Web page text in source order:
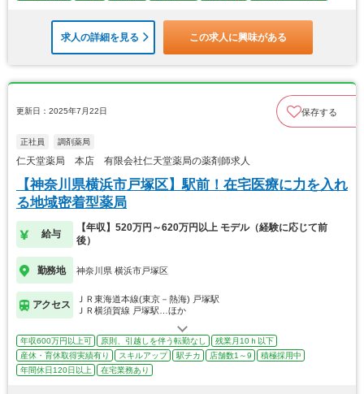
求人の詳細を見る この求人に興味がある
更新日：2025年7月22日 保存する
正社員 調剤薬局
仁天堂薬局 本店 有限会社仁天堂薬局の薬剤師求人
【神奈川県横浜市戸塚区】駅前！在宅医療に力を入れ
る地域密着型薬局
給与
【年収】520万円～620万円以上 モデル（経験に応じて前
後）
勤務地 神奈川県 横浜市戸塚区
アクセス
ＪＲ東海道本線(東京－熱海) 戸塚駅
ＪＲ横須賀線 戸塚駅…ほか
年収600万円以上可 原則、引越しを伴う転勤なし
残業月10ｈ以下
産休・育休取得実績有り
スキルアップ 駅チカ 店舗数1～9
積極採用中
年間休日120日以上
在宅業務あり